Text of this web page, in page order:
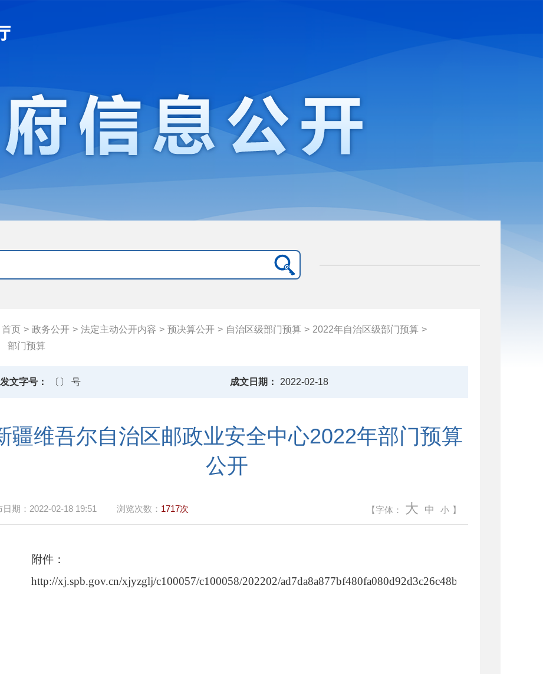
首页 > 政务公开 > 法定主动公开内容 > 预决算公开 > 自治区级部门预算 > 2022年自治区级部门预算 >
部门预算
发文字号： 〔〕 号 成文日期： 2022-02-18
疆维吾尔自治区邮政业安全中心2022年部门预算
公开
日期： 2022-02-18 19:51 浏览次数： 1717次 【字体： 大 中 小 】
附件：
http://xj.spb.gov.cn/xjyzglj/c100057/c100058/202202/ad7da8a877bf480fa080d92d3c26c48b.shtml